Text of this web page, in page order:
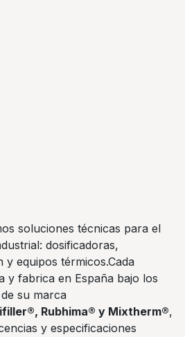
soluciones técnicas para el
dosificadoras,
y equipos térmicos.Cada
y fabrica en España bajo los
su marca
Rubhima® y Mixtherm®,
y especificaciones